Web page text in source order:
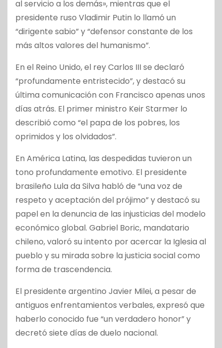
al servicio a los demás», mientras que el
presidente ruso Vladimir Putin lo llamó un
“dirigente sabio” y “defensor constante de los
más altos valores del humanismo”.
En el Reino Unido, el rey Carlos III se declaró
“profundamente entristecido”, y destacó su
última comunicación con Francisco apenas unos
días atrás. El primer ministro Keir Starmer lo
describió como “el papa de los pobres, los
oprimidos y los olvidados”.
En América Latina, las despedidas tuvieron un
tono profundamente emotivo. El presidente
brasileño Lula da Silva habló de “una voz de
respeto y aceptación del prójimo” y destacó su
papel en la denuncia de las injusticias del modelo
económico global. Gabriel Boric, mandatario
chileno, valoró su intento por acercar la Iglesia al
pueblo y su mirada sobre la justicia social como
forma de trascendencia.
El presidente argentino Javier Milei, a pesar de
antiguos enfrentamientos verbales, expresó que
haberlo conocido fue “un verdadero honor” y
decretó siete días de duelo nacional.